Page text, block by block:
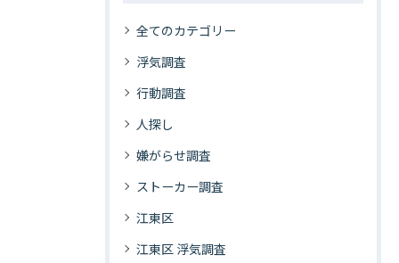
全てのカテゴリー
浮気調査
行動調査
人探し
嫌がらせ調査
ストーカー調査
江東区
江東区 浮気調査